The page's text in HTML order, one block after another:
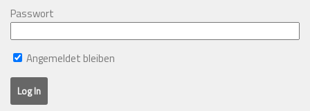
Passwort
Angemeldet bleiben